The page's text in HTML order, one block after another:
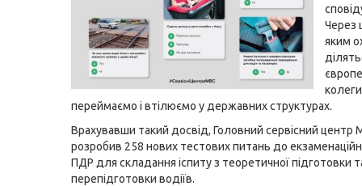
Через
яким
переймаємо і втілюємо у державних структурах.
Врахувавши такий досвід, Головний сервісний центр
розробив 258 нових тестових питань до
ПДР для складання іспиту з теоретичної підготовки
перепідготовки водіїв.